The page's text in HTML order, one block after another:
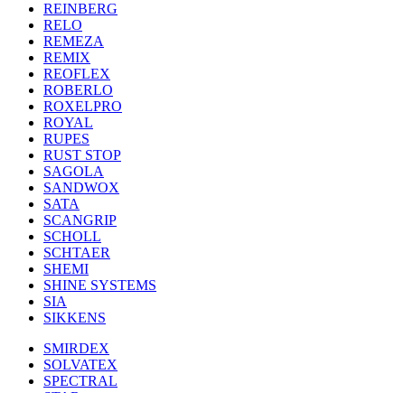
REINBERG
RELO
REMEZA
REMIX
REOFLEX
ROBERLO
ROXELPRO
ROYAL
RUPES
RUST STOP
SAGOLA
SANDWOX
SATA
SCANGRIP
SCHOLL
SCHTAER
SHEMI
SHINE SYSTEMS
SIA
SIKKENS
SMIRDEX
SOLVATEX
SPECTRAL